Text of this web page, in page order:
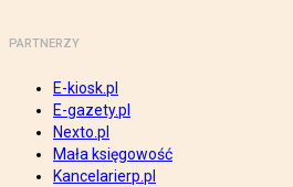
PARTNERZY
E-kiosk.pl
E-gazety.pl
Nexto.pl
Mała księgowość
Kancelarierp.pl